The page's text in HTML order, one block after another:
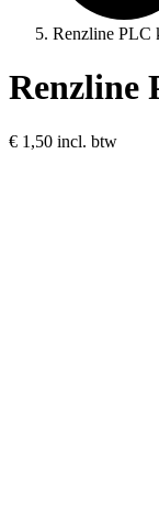
Renzline PLC
Renzline
€ 1,50 incl. btw